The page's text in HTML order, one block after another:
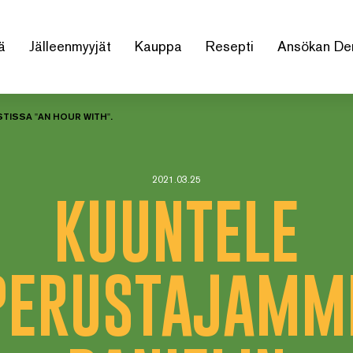
Jälleenmyyjät Kauppa Resepti Ansökan
"AN HOUR WITH".
2021.03.25
KUUNTELE